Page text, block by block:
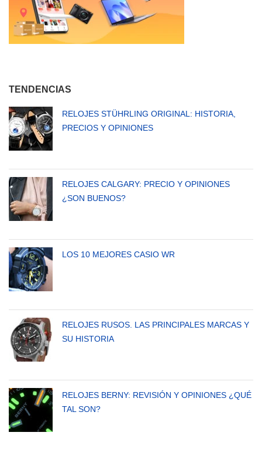
TENDENCIAS
RELOJES STÜHRLING ORIGINAL: HISTORIA,
PRECIOS Y OPINIONES
RELOJES CALGARY: PRECIO Y OPINIONES
¿SON BUENOS?
LOS 10 MEJORES CASIO WR
RELOJES RUSOS. LAS PRINCIPALES MARCAS Y
SU HISTORIA
RELOJES BERNY: REVISIÓN Y OPINIONES ¿QUÉ
TAL SON?